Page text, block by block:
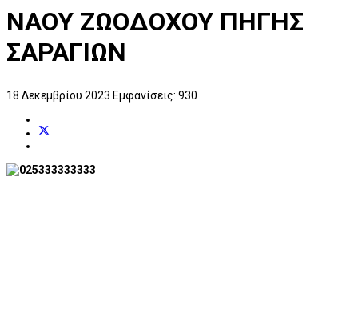
ΝΑΟΥ ΖΩΟΔΟΧΟΥ ΠΗΓΗΣ
ΣΑΡΑΓΙΩΝ
18 Δεκεμβρίου 2023 Εμφανίσεις: 930